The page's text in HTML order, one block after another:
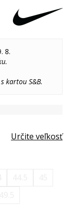
8.
kartou S&B.
Určite veľkosť